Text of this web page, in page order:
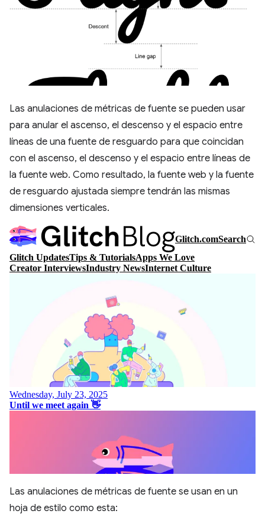
Las anulaciones de métricas de fuente se pueden usar
para anular el ascenso, el descenso y el espacio entre
líneas de una fuente de resguardo para que coincidan
con el ascenso, el descenso y el espacio entre líneas de
la fuente web. Como resultado, la fuente web y la fuente
de resguardo ajustada siempre tendrán las mismas
dimensiones verticales.
Las anulaciones de métricas de fuente se usan en un
hoja de estilo como esta: